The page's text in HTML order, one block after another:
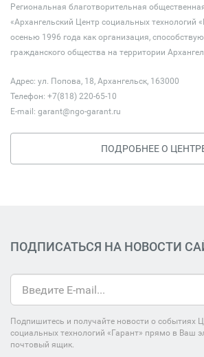
Региональная благотворительная
«Архангельский Центр социальных технологий
осенью 1996 года как организация,
гражданского общества на территории
Адрес: ул. Попова, 18, Архангельск, 163000
Телефон: +7(818) 220-65-10
E-mail: garant@ngo-garant.ru
ПОДРОБНЕЕ О
ПОДПИСАТЬСЯ НА НОВОСТИ
Подпишитесь и получайте новости о событиях
социальных технологий «Гарант» прямо в Ваш
почтовый ящик.